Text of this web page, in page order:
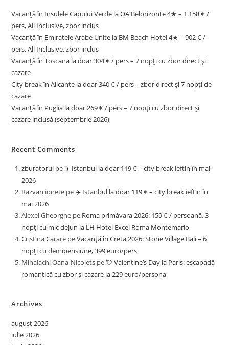
Vacanță în Insulele Capului Verde la OA Belorizonte 4★ – 1.158 € /
pers, All Inclusive, zbor inclus
Vacanță în Emiratele Arabe Unite la BM Beach Hotel 4★ – 902 € /
pers, All Inclusive, zbor inclus
Vacanță în Toscana la doar 304 € / pers – 7 nopți cu zbor direct și
cazare
City break în Alicante la doar 340 € / pers – zbor direct și 7 nopți de
cazare
Vacanță în Puglia la doar 269 € / pers – 7 nopți cu zbor direct și
cazare inclusă (septembrie 2026)
Recent Comments
zburatorul pe ✈️ Istanbul la doar 119 € – city break ieftin în mai
2026
Razvan ionete pe ✈️ Istanbul la doar 119 € – city break ieftin în
mai 2026
Alexei Gheorghe pe Roma primăvara 2026: 159 € / persoană, 3
nopți cu mic dejun la LH Hotel Excel Roma Montemario
Cristina Carare peVacanță în Creta 2026: Stone Village Bali – 6
nopți cu demipensiune, 399 euro/pers
Mihalachi Oana-Nicolets pe💘 Valentine’s Day la Paris: escapadă
romantică cu zbor și cazare la 229 euro/persona
Archives
august 2026
iulie 2026